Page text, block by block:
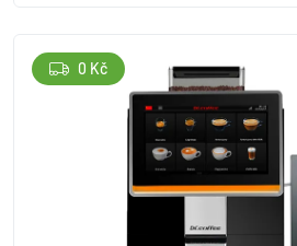
0 Kč